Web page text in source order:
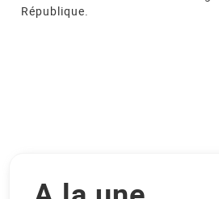
République.